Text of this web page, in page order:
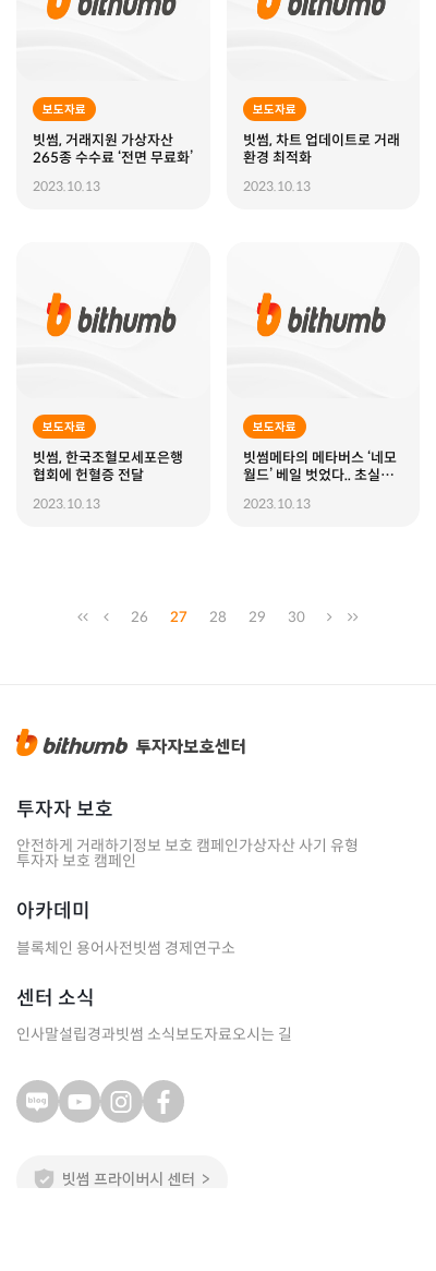
보도자료
빗썸, 거래지원 가상자산
265종 수수료 ‘전면 무료화’
2023.10.13
보도자료
빗썸, 차트 업데이트로 거래
환경 최적화
2023.10.13
보도자료
빗썸, 한국조혈모세포은행
협회에 헌혈증 전달
2023.10.13
보도자료
빗썸메타의 메타버스 ‘네모
월드’ 베일 벗었다.. 초실감
2023.10.13
26 27 28 29 30
투자자 보호
안전하게 거래하기 정보 보호 캠페인가상자산 사기 유형
투자자 보호 캠페인
아카데미
블록체인 용어사전빗썸 경제연구소
센터 소식
인사말설립경과빗썸 소식보도자료오시는 길